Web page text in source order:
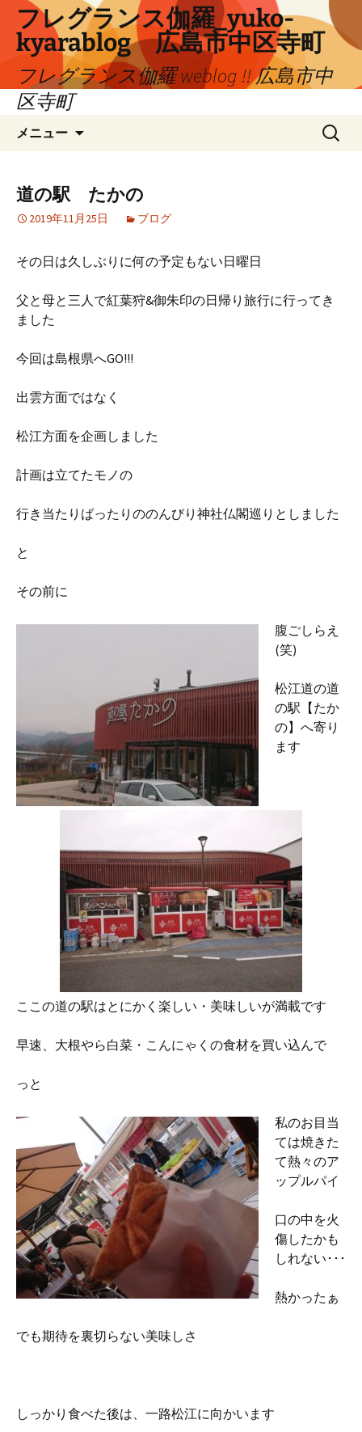
ツ
フレグランス伽羅_yuko-
kyarablog 広島市中区寺町
フレグランス伽羅 weblog !! 広島市中
区寺町
メニュー
検
索:
道の駅 たかの
2019年11月25日 ブログ
その日は久しぶりに何の予定もない日曜日
父と母と三人で紅葉狩&御朱印の日帰り旅行に行ってき
ました
今回は島根県へGO!!!
出雲方面ではなく
松江方面を企画しました
計画は立てたモノの
行き当たりばったりののんびり神社仏閣巡りとしました
と
その前に
腹ごしらえ
(笑)
松江道の道
の駅【たか
の】へ寄り
ます
ここの道の駅はとにかく楽しい・美味しいが満載です
早速、大根やら白菜・こんにゃくの食材を買い込んで
っと
私のお目当
ては焼きた
て熱々のア
ップルパイ
口の中を火
傷したかも
しれない･･･
熱かったぁ
でも期待を裏切らない美味しさ
しっかり食べた後は、一路松江に向かいます